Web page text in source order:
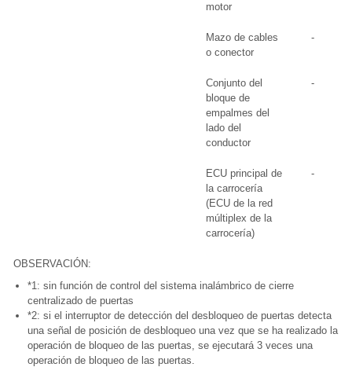
motor
Mazo de cables
o conector
-
Conjunto del
bloque de
empalmes del
lado del
conductor
-
ECU principal de
la carrocería
(ECU de la red
múltiplex de la
carrocería)
-
OBSERVACIÓN:
*1: sin función de control del sistema inalámbrico de cierre
centralizado de puertas
*2: si el interruptor de detección del desbloqueo de puertas detecta
una señal de posición de desbloqueo una vez que se ha realizado la
operación de bloqueo de las puertas, se ejecutará 3 veces una
operación de bloqueo de las puertas.